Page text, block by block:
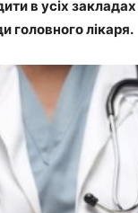
в усіх
головного лікаря.